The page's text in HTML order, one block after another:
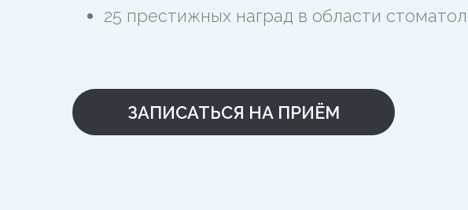
25 престижных наград в области
ЗАПИСАТЬСЯ НА ПРИЁМ